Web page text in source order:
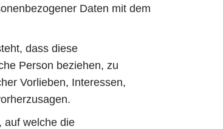
Daten mit dem
dass diese
Person beziehen, zu
Vorlieben, Interessen,
welche die